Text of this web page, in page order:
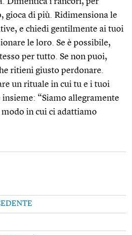
gioca di più. Ridimensiona le
e chiedi gentilmente ai tuoi
le loro. Se è possibile,
per tutto. Se non puoi,
ritieni giusto perdonare.
un rituale in cui tu e i tuoi
“Siamo allegramente
in cui ci adattiamo